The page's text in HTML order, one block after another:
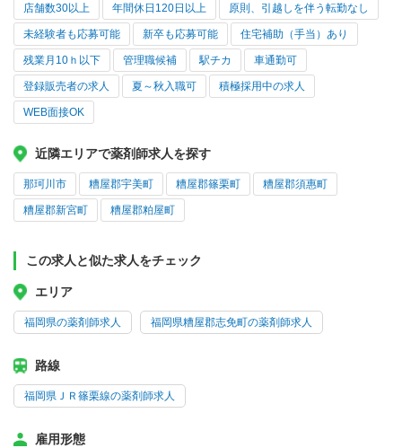
店舗数30以上 年間休日120日以上 原則、引越しを伴う転勤なし
未経験者も応募可能 新卒も応募可能 住宅補助（手当）あり
残業月10ｈ以下 管理職候補 駅チカ 車通勤可
登録販売者の求人 夏～秋入職可 積極採用中の求人
WEB面接OK
近隣エリアで薬剤師求人を探す
那珂川市 糟屋郡宇美町 糟屋郡篠栗町 糟屋郡須惠町
糟屋郡新宮町 糟屋郡粕屋町
この求人と似た求人をチェック
エリア
福岡県の薬剤師求人 福岡県糟屋郡志免町の薬剤師求人
路線
福岡県ＪＲ篠栗線の薬剤師求人
雇用形態